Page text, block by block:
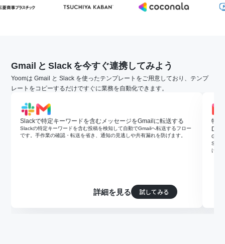
Gmail と Slack を今すぐ連携してみよう
Yoomは Gmail と Slack を使ったテンプレートをご用意しており、テンプ
レートをコピーするだけですぐに業務を自動化できます。
Slackで特定キーワードを含むメッセージをGmailに転送する
Slackの特定キーワードを含む投稿を検知して自動でGmailへ転送するフロー
です。手作業の確認・転送を省き、通知の見逃しや共有漏れを防げます。
詳細を見る 試してみる
特定
DM
Slack
け漏